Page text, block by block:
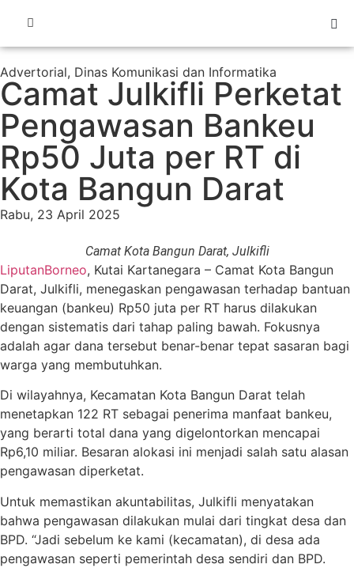
Advertorial, Dinas Komunikasi dan Informatika
Camat Julkifli Perketat
Pengawasan Bankeu
Rp50 Juta per RT di
Kota Bangun Darat
Rabu, 23 April 2025
Camat Kota Bangun Darat, Julkifli
LiputanBorneo, Kutai Kartanegara – Camat Kota Bangun
Darat, Julkifli, menegaskan pengawasan terhadap bantuan
keuangan (bankeu) Rp50 juta per RT harus dilakukan
dengan sistematis dari tahap paling bawah. Fokusnya
adalah agar dana tersebut benar-benar tepat sasaran bagi
warga yang membutuhkan.
Di wilayahnya, Kecamatan Kota Bangun Darat telah
menetapkan 122 RT sebagai penerima manfaat bankeu,
yang berarti total dana yang digelontorkan mencapai
Rp6,10 miliar. Besaran alokasi ini menjadi salah satu alasan
pengawasan diperketat.
Untuk memastikan akuntabilitas, Julkifli menyatakan
bahwa pengawasan dilakukan mulai dari tingkat desa dan
BPD. “Jadi sebelum ke kami (kecamatan), di desa ada
pengawasan seperti pemerintah desa sendiri dan BPD.